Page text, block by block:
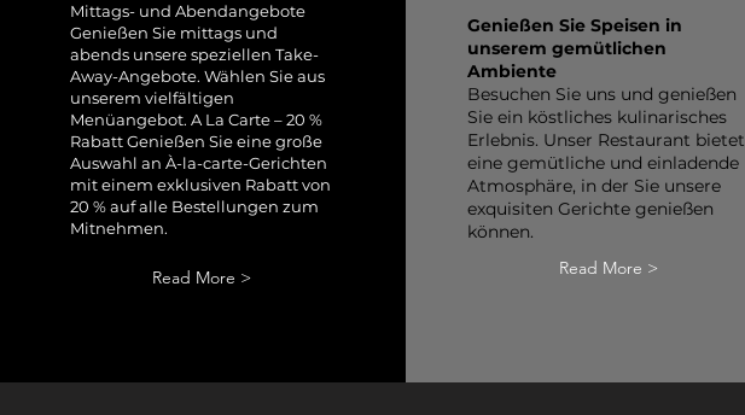
Mittags- und Abendangebote
Genießen Sie mittags und
abends unsere speziellen Take-
Away-Angebote. Wählen Sie aus
unserem vielfältigen
Menüangebot. A La Carte – 20 %
Rabatt Genießen Sie eine große
Auswahl an À-la-carte-Gerichten
mit einem exklusiven Rabatt von
20 % auf alle Bestellungen zum
Mitnehmen.
Read More >
Genießen Sie Speisen in
unserem gemütlichen
Ambiente
Besuchen Sie uns und genießen
Sie ein köstliches kulinarisches
Erlebnis. Unser Restaurant bietet
eine gemütliche und einladende
Atmosphäre, in der Sie unsere
exquisiten Gerichte genießen
können.
Read More >